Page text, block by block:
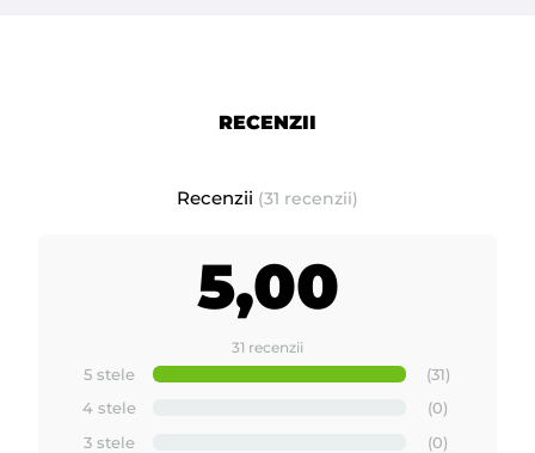
RECENZII
Recenzii (31 recenzii)
5,00
31 recenzii
5 stele
(31)
4 stele
(0)
3 stele
(0)